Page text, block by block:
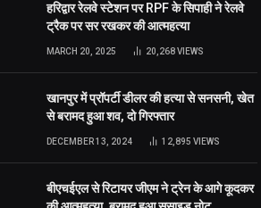
हरिद्वार रेलवे स्टेशन पर RPF के सिपाही ने रेलवे
ट्रैक पर सर रखकर की आत्महत्या
MARCH 20, 2025 20,268VIEWS
खानपुर में प्रॉपर्टी डीलर की हत्या से सनसनी, खेत
से बरामद हुआ शव, दो गिरफ्तार
DECEMBER 13, 2024 12,895 VIEWS
बीएचईएल से रिटायर जीएम ने ट्रेन के आगे कूदकर